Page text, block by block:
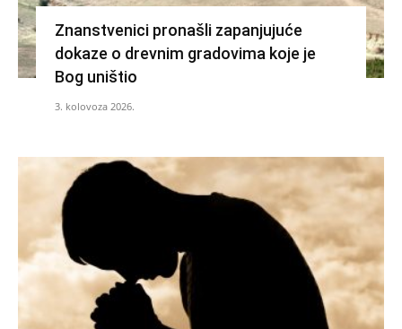
Znanstvenici pronašli zapanjujuće
dokaze o drevnim gradovima koje je
Bog uništio
3. kolovoza 2026.